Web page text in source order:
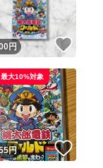
！
円
！
円 いい
最大10%対象